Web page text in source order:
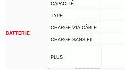
BATTERIE
CAPACITÉ
TYPE
CHARGE VIA CÂBLE
CHARGE SANS FIL
PLUS